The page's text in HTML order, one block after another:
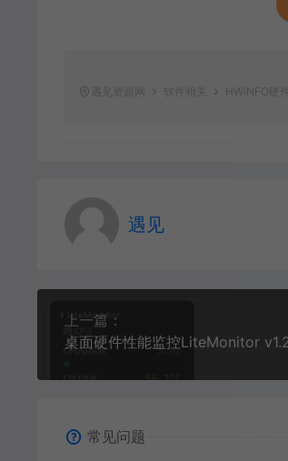
遇见资源网 软件相关 HWiNFO硬
遇见
上一篇：
桌面硬件性能监控LiteMonitor
常见问题